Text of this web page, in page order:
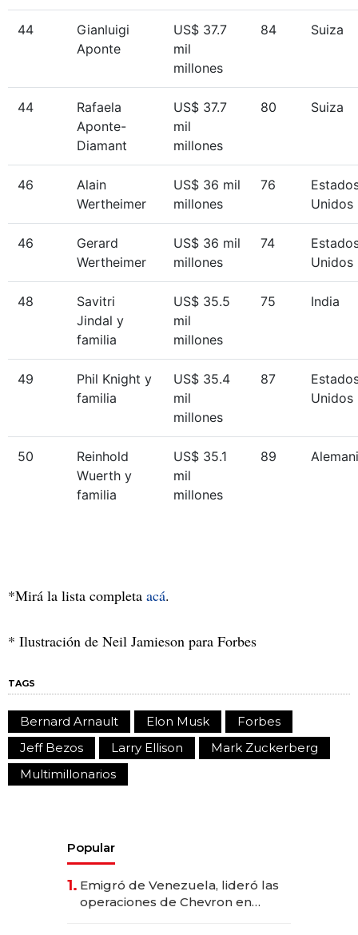
44
Gianluigi
Aponte
US$ 37.7
mil
millones
84 Suiza
44
Rafaela
Aponte-
Diamant
US$ 37.7
mil
millones
80 Suiza
46
Alain
Wertheimer
US$ 36 mil
millones
76
Unidos
46
Gerard
Wertheimer
US$ 36 mil
millones
74
Unidos
48
Savitri
Jindal y
familia
US$ 35.5
mil
millones
75 India
49
Phil Knight y
familia
US$ 35.4
mil
millones
87
Unidos
50
Reinhold
Wuerth y
familia
US$ 35.1
mil
millones
89
*Mirá la lista completa acá.
* Ilustración de Neil Jamieson para Forbes
TAGS
Bernard Arnault Elon Musk
Forbes
Jeff Bezos
Larry Ellison
Mark Zuckerberg
Multimillonarios
Popular
1. Emigró de Venezuela, lideró las
operaciones de Chevron en